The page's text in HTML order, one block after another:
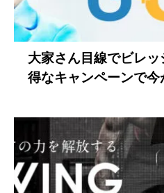
大家さん目線でビレ
得なキャンペーンで今